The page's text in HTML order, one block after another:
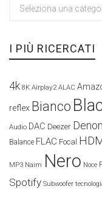
Seleziona una
I PIÙ RICERCATI
4k 8K Airplay2 ALAC
reflex Bianco
Audio DAC Deezer Denon
Balance FLAC Focal
MP3 Naim Nero Noce
Spotify Subwoofer